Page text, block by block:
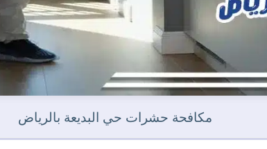
مكافحة حشرات حي البديعة بالرياض